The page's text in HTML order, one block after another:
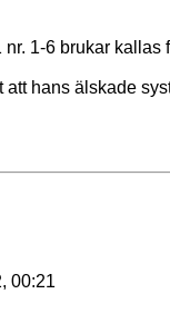
1-6 brukar kallas
att hans älskade
00:21